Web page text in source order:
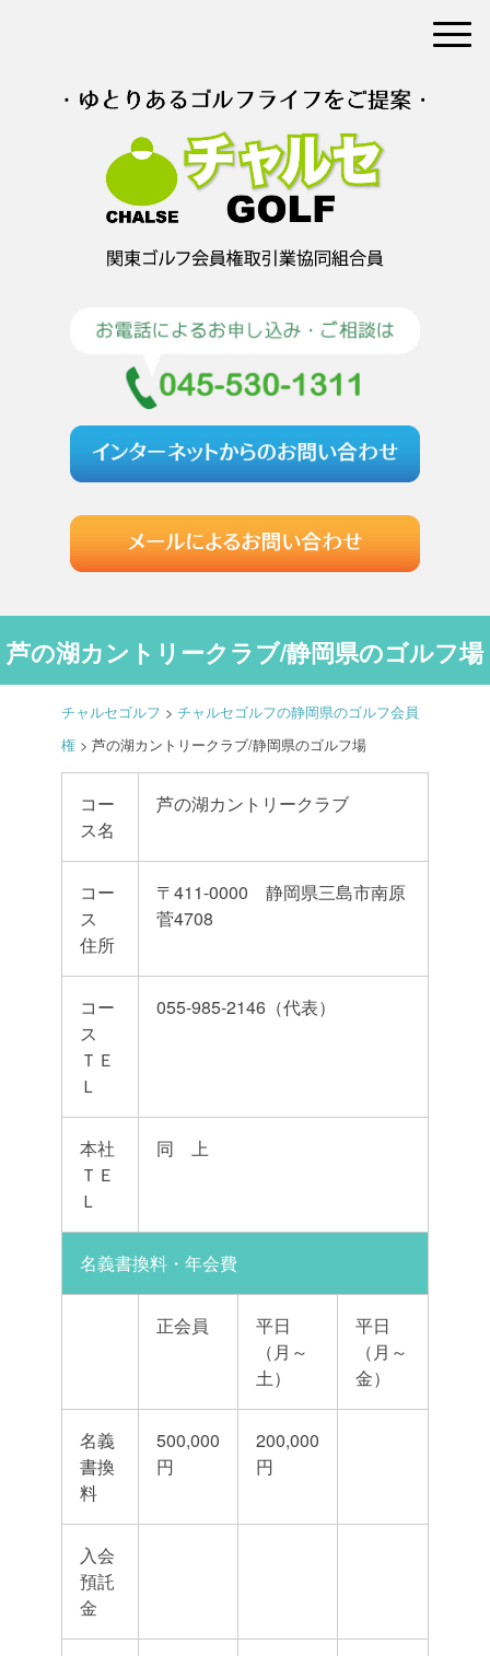
芦の湖カントリークラブ/静岡県のゴルフ場
チャルセゴルフ > チャルセゴルフの静岡県のゴルフ会員
権 > 芦の湖カントリークラブ/静岡県のゴルフ場
コー
ス名
芦の湖カントリークラブ
コー
ス
住所
〒411-0000 静岡県三島市南原
菅4708
コー
ス
ＴＥ
Ｌ
055-985-2146（代表）
本社
ＴＥ
Ｌ
同 上
名義書換料・年会費
正会員
平日
（月～
土）
平日
（月～
金）
名義
書換
料
500,000
円
200,000
円
入会
預託
金